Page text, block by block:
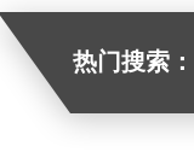
热门搜索：